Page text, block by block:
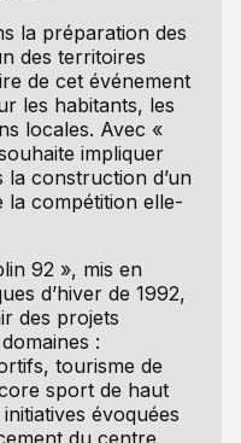
la préparation des
des territoires
de cet événement
les habitants, les
locales. Avec «
impliquer
la construction d’un
la compétition elle-
92 », mis en
d’hiver de 1992,
des projets
:
tourisme de
sport de haut
évoquées
du centre